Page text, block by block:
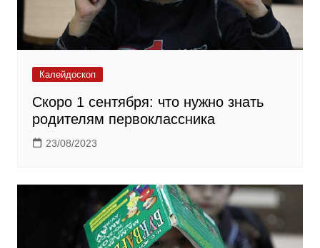
Калейдоскоп
Скоро 1 сентября: что нужно знать
родителям первоклассника
23/08/2023